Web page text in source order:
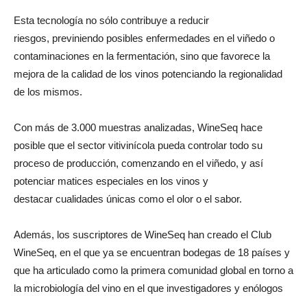
Esta tecnología no sólo contribuye a reducir
riesgos, previniendo posibles enfermedades en el viñedo o
contaminaciones en la fermentación, sino que favorece la
mejora de la calidad de los vinos potenciando la regionalidad
de los mismos.
Con más de 3.000 muestras analizadas, WineSeq hace
posible que el sector vitivinícola pueda controlar todo su
proceso de producción, comenzando en el viñedo, y así
potenciar matices especiales en los vinos y
destacar cualidades únicas como el olor o el sabor.
Además, los suscriptores de WineSeq han creado el Club
WineSeq, en el que ya se encuentran bodegas de 18 países y
que ha articulado como la primera comunidad global en torno a
la microbiología del vino en el que investigadores y enólogos